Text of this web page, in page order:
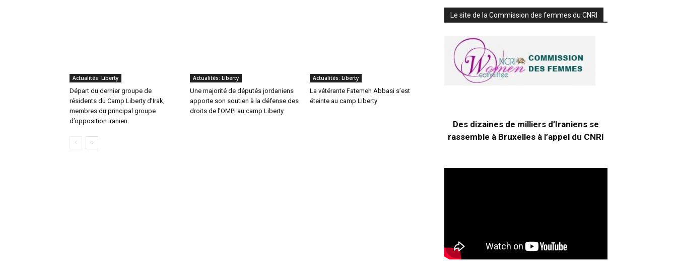
Actualités: Liberty
Départ du dernier groupe de
résidents du Camp Liberty d’Irak,
membres du principal groupe
d’opposition iranien
Actualités: Liberty
Une majorité de députés jordaniens
apporte son soutien à la défense des
droits de l’OMPI au camp Liberty
Actualités: Liberty
La vétérante Fatemeh Abbasi s’est
éteinte au camp Liberty
Le site de la Commission des femmes du CNRI
Des dizaines de milliers d’Iraniens se
rassemble à Bruxelles à l’appel du CNRI